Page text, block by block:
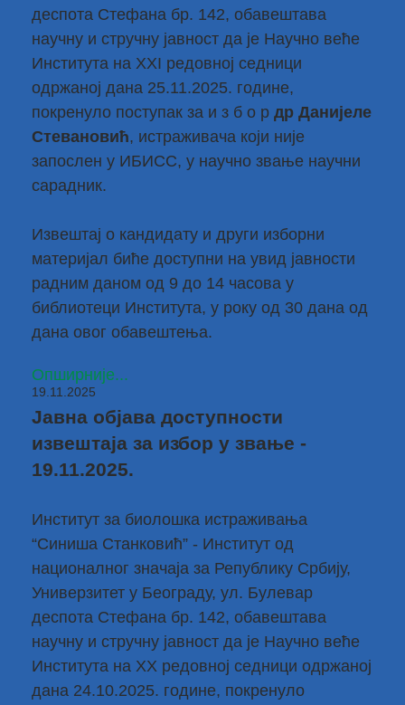
деспота Стефана бр. 142, обавештава
научну и стручну јавност да је Научно веће
Института на XXI редовној седници
одржаној дана 25.11.2025. године,
покренуло поступак за и з б о р др Данијеле
Стевановић, истраживача који није
запослен у ИБИСС, у научно звање научни
сарадник.
Извештај о кандидату и други изборни
материјал биће доступни на увид јавности
радним даном од 9 до 14 часова у
библиотеци Института, у року од 30 дана од
дана овог обавештења.
Опширније...
19.11.2025
Јавна објава доступности
извештаја за избор у звање -
19.11.2025.
Институт за биолошка истраживања
“Синиша Станковић” - Институт од
националног значаја за Републику Србију,
Универзитет у Београду, ул. Булевар
деспота Стефана бр. 142, обавештава
научну и стручну јавност да је Научно веће
Института на XX редовној седници одржаној
дана 24.10.2025. године, покренуло